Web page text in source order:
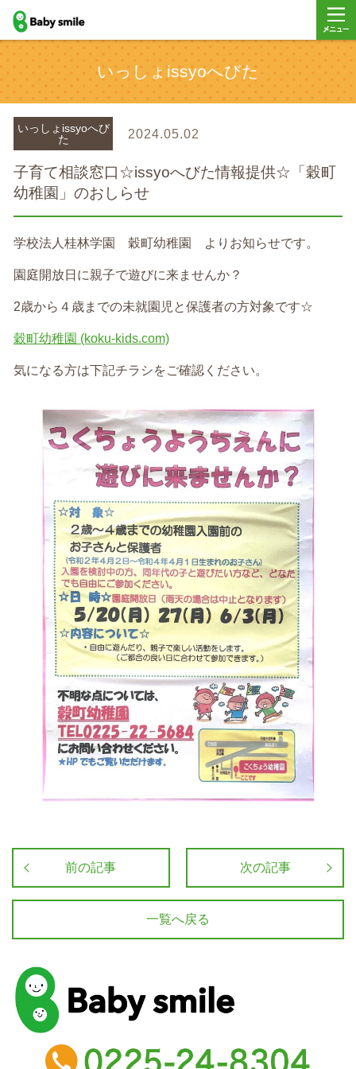
baby smile
いっしょissyoへびた
いっしょissyoへび
た
2024.05.02
子育て相談窓口☆issyoへびた情報提供☆「穀町
幼稚園」のおしらせ
学校法人桂林学園 穀町幼稚園 よりお知らせです。
園庭開放日に親子で遊びに来ませんか？
2歳から４歳までの未就園児と保護者の方対象です☆
穀町幼稚園 (koku-kids.com)
気になる方は下記チラシをご確認ください。
前の記事 次の記事
一覧へ戻る
baby smile